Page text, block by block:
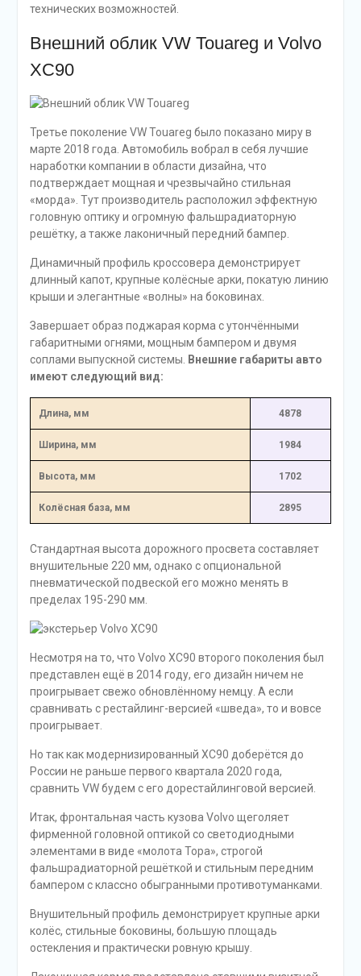
технических возможностей.
Внешний облик VW Touareg и Volvo
XC90
Третье поколение VW Touareg было показано миру в
марте 2018 года. Автомобиль вобрал в себя лучшие
наработки компании в области дизайна, что
подтверждает мощная и чрезвычайно стильная
«морда». Тут производитель расположил эффектную
головную оптику и огромную фальшрадиаторную
решётку, а также лаконичный передний бампер.
Динамичный профиль кроссовера демонстрирует
длинный капот, крупные колёсные арки, покатую линию
крыши и элегантные «волны» на боковинах.
Завершает образ поджарая корма с утончёнными
габаритными огнями, мощным бампером и двумя
соплами выпускной системы. Внешние габариты авто
имеют следующий вид:
Длина, мм 4878
Ширина, мм 1984
Высота, мм 1702
Колёсная база, мм 2895
Стандартная высота дорожного просвета составляет
внушительные 220 мм, однако с опциональной
пневматической подвеской его можно менять в
пределах 195-290 мм.
Несмотря на то, что Volvo XC90 второго поколения был
представлен ещё в 2014 году, его дизайн ничем не
проигрывает свежо обновлённому немцу. А если
сравнивать с рестайлинг-версией «шведа», то и вовсе
проигрывает.
Но так как модернизированный XC90 доберётся до
России не раньше первого квартала 2020 года,
сравнить VW будем с его дорестайлинговой версией.
Итак, фронтальная часть кузова Volvo щеголяет
фирменной головной оптикой со светодиодными
элементами в виде «молота Тора», строгой
фальшрадиаторной решёткой и стильным передним
бампером с классно обыгранными противотуманками.
Внушительный профиль демонстрирует крупные арки
колёс, стильные боковины, большую площадь
остекления и практически ровную крышу.